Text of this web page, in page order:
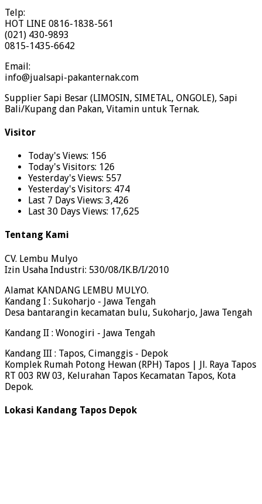
Telp:
HOT LINE 0816-1838-561
(021) 430-9893
0815-1435-6642
Email:
info@jualsapi-pakanternak.com
Supplier Sapi Besar (LIMOSIN, SIMETAL, ONGOLE), Sapi
Bali/Kupang dan Pakan, Vitamin untuk Ternak.
Visitor
Today's Views: 156
Today's Visitors: 126
Yesterday's Views: 557
Yesterday's Visitors: 474
Last 7 Days Views: 3,426
Last 30 Days Views: 17,625
Tentang Kami
CV. Lembu Mulyo
Izin Usaha Industri: 530/08/IK.B/I/2010
Alamat KANDANG LEMBU MULYO.
Kandang I : Sukoharjo - Jawa Tengah
Desa bantarangin kecamatan bulu, Sukoharjo, Jawa Tengah
Kandang II : Wonogiri - Jawa Tengah
Kandang III : Tapos, Cimanggis - Depok
Komplek Rumah Potong Hewan (RPH) Tapos | Jl. Raya Tapos
RT 003 RW 03, Kelurahan Tapos Kecamatan Tapos, Kota
Depok.
Lokasi Kandang Tapos Depok